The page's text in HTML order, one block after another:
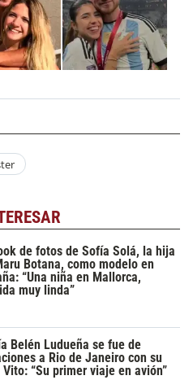
de fotos de Sofía Solá, la hija
Botana, como modelo en
“Una niña en Mallorca,
muy linda”
Belén Ludueña se fue de
a Rio de Janeiro con su
“Su primer viaje en avión”